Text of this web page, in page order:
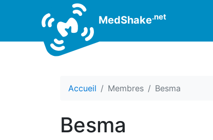
MedShake.net
Accueil Membres Besma
Besma